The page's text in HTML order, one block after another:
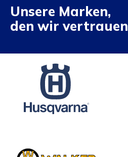
Unsere Marken,
den wir vertrauen